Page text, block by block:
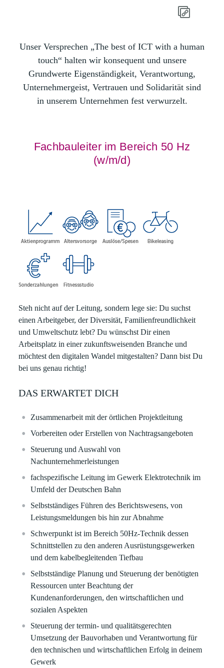
Unser Versprechen „The best of ICT with a human
touch“ halten wir konsequent und unsere
Grundwerte Eigenständigkeit, Verantwortung,
Unternehmergeist, Vertrauen und Solidarität sind
in unserem Unternehmen fest verwurzelt.
Fachbauleiter im Bereich 50 Hz
(w/m/d)
Steh nicht auf der Leitung, sondern lege sie: Du suchst
einen Arbeitgeber, der Diversität, Familienfreundlichkeit
und Umweltschutz lebt? Du wünschst Dir einen
Arbeitsplatz in einer zukunftsweisenden Branche und
möchtest den digitalen Wandel mitgestalten? Dann bist Du
bei uns genau richtig!
DAS ERWARTET DICH
Zusammenarbeit mit der örtlichen Projektleitung
Vorbereiten oder Erstellen von Nachtragsangeboten
Steuerung und Auswahl von
Nachunternehmerleistungen
fachspezifische Leitung im Gewerk Elektrotechnik im
Umfeld der Deutschen Bahn
Selbstständiges Führen des Berichtswesens, von
Leistungsmeldungen bis hin zur Abnahme
Schwerpunkt ist im Bereich 50Hz-Technik dessen
Schnittstellen zu den anderen Ausrüstungsgewerken
und dem kabelbegleitenden Tiefbau
Selbstständige Planung und Steuerung der benötigten
Ressourcen unter Beachtung der
Kundenanforderungen, den wirtschaftlichen und
sozialen Aspekten
Steuerung der termin- und qualitätsgerechten
Umsetzung der Bauvorhaben und Verantwortung für
den technischen und wirtschaftlichen Erfolg in deinem
Gewerk